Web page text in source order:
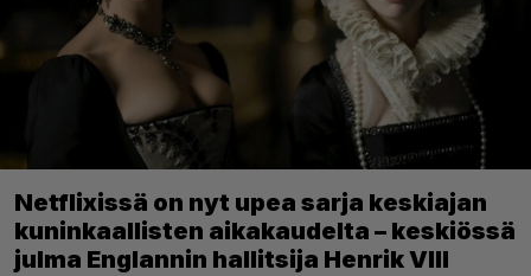
Netflixissä on nyt upea sarja keskiajan
kuninkaallisten aikakaudelta – keskiössä
julma Englannin hallitsija Henrik VIII